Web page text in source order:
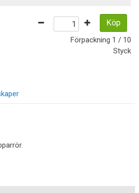
Köp
Förpackning 1 / 10
Styck